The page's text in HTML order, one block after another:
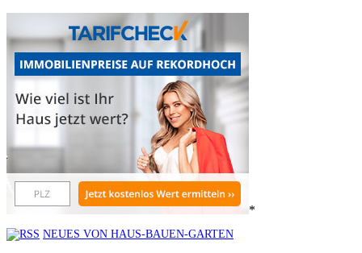
*
NEUES VON HAUS-BAUEN-GARTEN